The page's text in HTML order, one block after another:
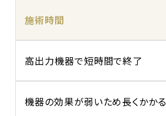
施術時間
高出力機器で短時間で終了
機器の効果が弱いため長くかかる